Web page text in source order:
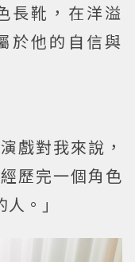
長靴，在洋溢
於他的自信與
戲對我來說，
歷完一個角色
。」